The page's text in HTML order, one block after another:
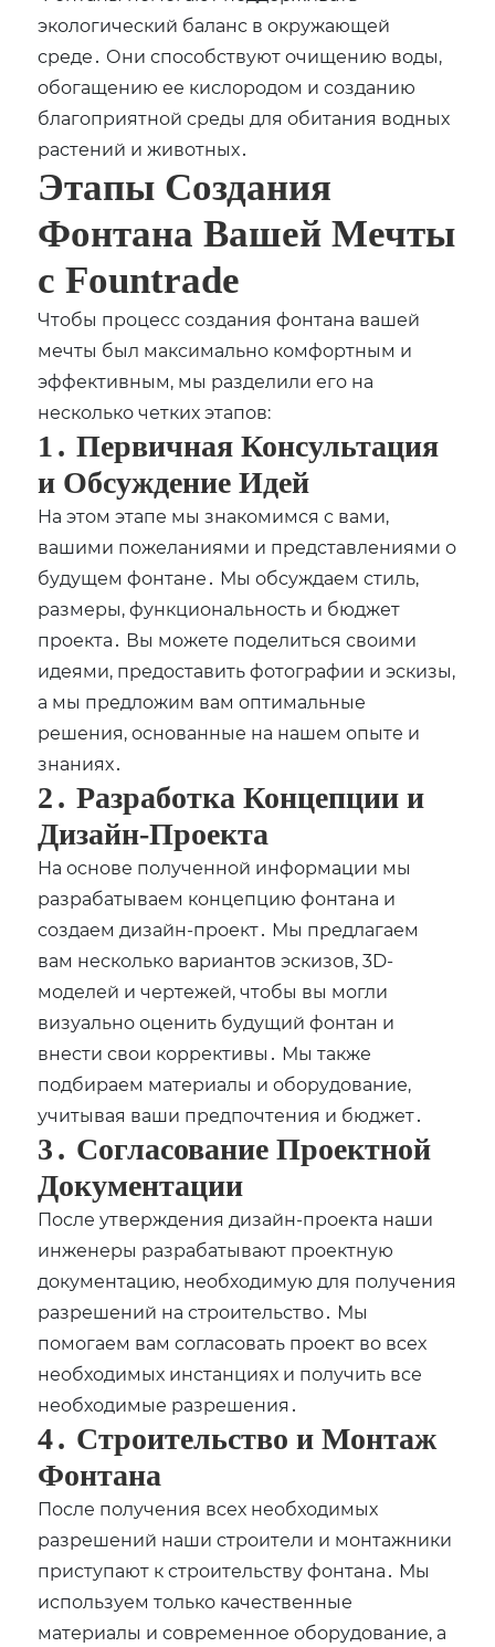
экологический баланс в окружающей
среде․ Они способствуют очищению воды,
обогащению ее кислородом и созданию
благоприятной среды для обитания водных
растений и животных․
Этапы Создания
Фонтана Вашей Мечты
с Fountrade
Чтобы процесс создания фонтана вашей
мечты был максимально комфортным и
эффективным, мы разделили его на
несколько четких этапов:
1․ Первичная Консультация
и Обсуждение Идей
На этом этапе мы знакомимся с вами,
вашими пожеланиями и представлениями о
будущем фонтане․ Мы обсуждаем стиль,
размеры, функциональность и бюджет
проекта․ Вы можете поделиться своими
идеями, предоставить фотографии и эскизы,
а мы предложим вам оптимальные
решения, основанные на нашем опыте и
знаниях․
2․ Разработка Концепции и
Дизайн-Проекта
На основе полученной информации мы
разрабатываем концепцию фонтана и
создаем дизайн-проект․ Мы предлагаем
вам несколько вариантов эскизов, 3D-
моделей и чертежей, чтобы вы могли
визуально оценить будущий фонтан и
внести свои коррективы․ Мы также
подбираем материалы и оборудование,
учитывая ваши предпочтения и бюджет․
3․ Согласование Проектной
Документации
После утверждения дизайн-проекта наши
инженеры разрабатывают проектную
документацию, необходимую для получения
разрешений на строительство․ Мы
помогаем вам согласовать проект во всех
необходимых инстанциях и получить все
необходимые разрешения․
4․ Строительство и Монтаж
Фонтана
После получения всех необходимых
разрешений наши строители и монтажники
приступают к строительству фонтана․ Мы
используем только качественные
материалы и современное оборудование, а